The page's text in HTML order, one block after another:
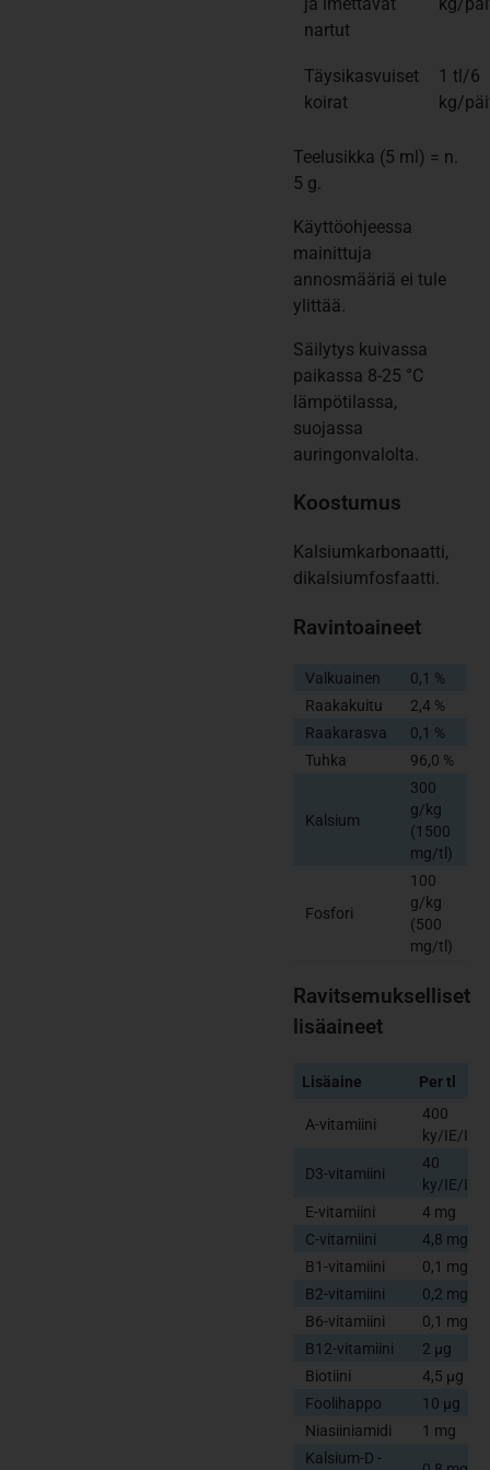
nartut
Täysikasvuiset
koirat
1 tl/6
kg/
Teelusikka (5 ml) = n.
5 g.
Käyttöohjeessa
mainittuja
annosmääriä ei tule
ylittää.
Säilytys kuivassa
paikassa 8-25 °C
lämpötilassa,
suojassa
auringonvalolta.
Koostumus
Kalsiumkarbonaatti,
dikalsiumfosfaatti.
Ravintoaineet
Valkuainen
0,1 %
Raakakuitu
2,4 %
Raakarasva
0,1 %
Tuhka
96,0 %
Kalsium
300
g/kg
(1500
mg/tl)
Fosfori
100
g/kg
(500
mg/tl)
Ravitsemukselliset
lisäaineet
Lisäaine Per tl
A-vitamiini
400
ky/IE/IU
D3-vitamiini
40
ky/IE/IU
E-vitamiini
4 mg
C-vitamiini
4,8 mg
B1-vitamiini
0,1 mg
B2-vitamiini
0,2 mg
B6-vitamiini
0,1 mg
B12-vitamiini
2 μg
Biotiini
4,5 μg
Foolihappo
10 μg
Niasiiniamidi
1 mg
Kalsium-D -